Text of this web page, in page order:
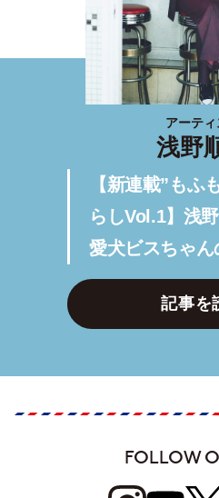
アーティ
浅野
【新連載”もふ
らしVol.1】浅
愛犬ビスちゃん
記事を
FOLLOW